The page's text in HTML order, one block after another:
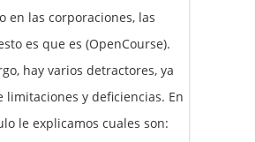
en las corporaciones, las
es que es (OpenCourse).
hay varios detractores, ya
limitaciones y deficiencias. En
le explicamos cuales son: